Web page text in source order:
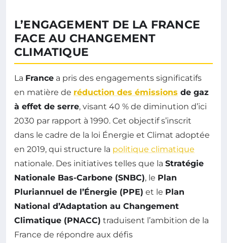
L’ENGAGEMENT DE LA FRANCE
FACE AU CHANGEMENT
CLIMATIQUE
La France a pris des engagements significatifs
en matière de réduction des émissions de gaz
à effet de serre, visant 40 % de diminution d’ici
2030 par rapport à 1990. Cet objectif s’inscrit
dans le cadre de la loi Énergie et Climat adoptée
en 2019, qui structure la politique climatique
nationale. Des initiatives telles que la Stratégie
Nationale Bas-Carbone (SNBC), le Plan
Pluriannuel de l’Énergie (PPE) et le Plan
National d’Adaptation au Changement
Climatique (PNACC) traduisent l’ambition de la
France de répondre aux défis